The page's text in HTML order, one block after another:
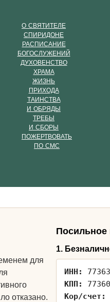
О СВЯТИТЕЛЕ
СПИРИДОНЕ
РАСПИСАНИЕ
БОГОСЛУЖЕНИЙ
ДУХОВЕНСТВО
ХРАМА
ЖИЗНЬ
ПРИХОДА
ТАИНСТВА
И ОБРЯДЫ
ТРЕБЫ
И СБОРЫ
ПОЖЕРТВОВАТЬ
ПО СМС
для
отказано.
Посильное
1.
ИНН:
КПП:
Кор/счет: